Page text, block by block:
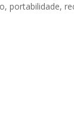
portabilidade,